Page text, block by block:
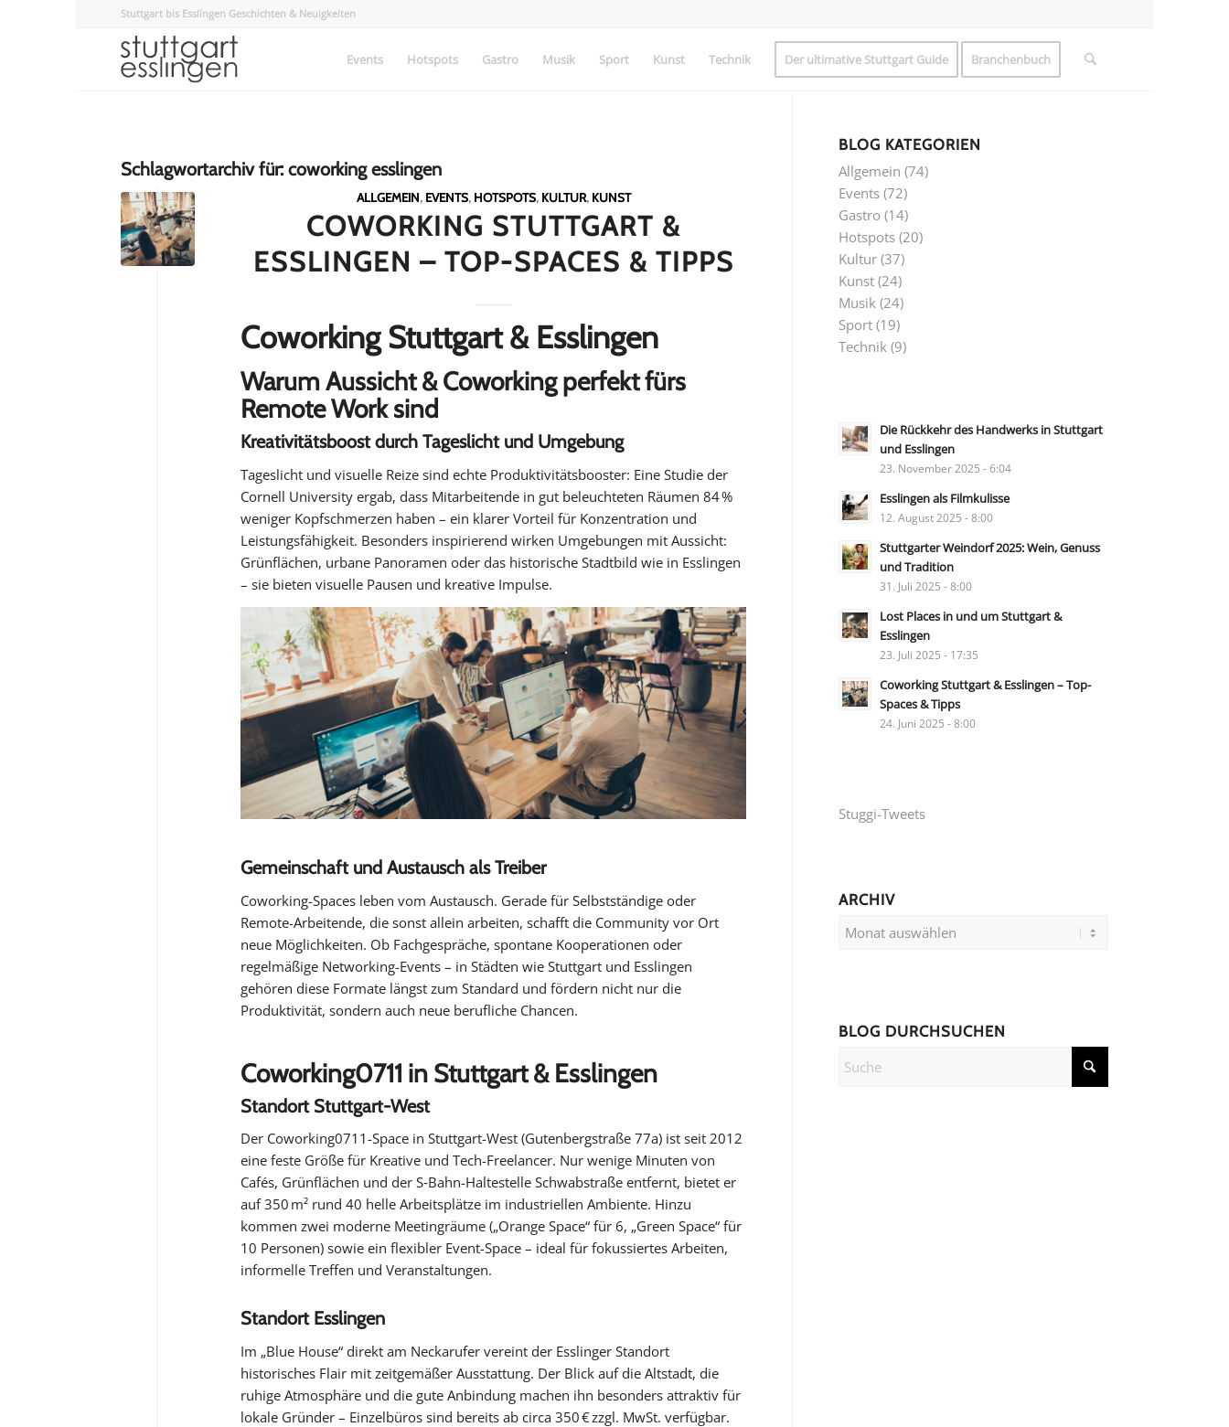
Stuttgart bis Esslingen Geschichten & Neuigkeiten
Events Hotspots Gastro Musik Sport Kunst Technik Der ultimative Stuttgart Guide Branchenbuch
Schlagwortarchiv für: coworking esslingen
ALLGEMEIN, EVENTS, HOTSPOTS, KULTUR, KUNST
COWORKING STUTTGART &
ESSLINGEN – TOP-SPACES & TIPPS
Coworking Stuttgart & Esslingen
Warum Aussicht & Coworking perfekt fürs
Remote Work sind
Kreativitätsboost durch Tageslicht und Umgebung
Tageslicht und visuelle Reize sind echte Produktivitätsbooster: Eine Studie der
Cornell University ergab, dass Mitarbeitende in gut beleuchteten Räumen 84 %
weniger Kopfschmerzen haben – ein klarer Vorteil für Konzentration und
Leistungsfähigkeit. Besonders inspirierend wirken Umgebungen mit Aussicht:
Grünflächen, urbane Panoramen oder das historische Stadtbild wie in Esslingen
– sie bieten visuelle Pausen und kreative Impulse.
Gemeinschaft und Austausch als Treiber
Coworking-Spaces leben vom Austausch. Gerade für Selbstständige oder
Remote-Arbeitende, die sonst allein arbeiten, schafft die Community vor Ort
neue Möglichkeiten. Ob Fachgespräche, spontane Kooperationen oder
regelmäßige Networking-Events – in Städten wie Stuttgart und Esslingen
gehören diese Formate längst zum Standard und fördern nicht nur die
Produktivität, sondern auch neue berufliche Chancen.
Coworking0711 in Stuttgart & Esslingen
Standort Stuttgart-West
Der Coworking0711-Space in Stuttgart-West (Gutenbergstraße 77a) ist seit 2012
eine feste Größe für Kreative und Tech-Freelancer. Nur wenige Minuten von
Cafés, Grünflächen und der S‑Bahn-Haltestelle Schwabstraße entfernt, bietet er
auf 350 m² rund 40 helle Arbeitsplätze im industriellen Ambiente. Hinzu
kommen zwei moderne Meetingräume („Orange Space“ für 6, „Green Space“ für
10 Personen) sowie ein flexibler Event-Space – ideal für fokussiertes Arbeiten,
informelle Treffen und Veranstaltungen.
Standort Esslingen
Im „Blue House“ direkt am Neckarufer vereint der Esslinger Standort
historisches Flair mit zeitgemäßer Ausstattung. Der Blick auf die Altstadt, die
ruhige Atmosphäre und die gute Anbindung machen ihn besonders attraktiv für
lokale Gründer – Einzelbüros sind bereits ab circa 350 € zzgl. MwSt. verfügbar.
BLOG KATEGORIEN
Allgemein (74)
Events (72)
Gastro (14)
Hotspots (20)
Kultur (37)
Kunst (24)
Musik (24)
Sport (19)
Technik (9)
Die Rückkehr des Handwerks in Stuttgart
und Esslingen
23. November 2025 - 6:04
Esslingen als Filmkulisse
12. August 2025 - 8:00
Stuttgarter Weindorf 2025: Wein, Genuss
und Tradition
31. Juli 2025 - 8:00
Lost Places in und um Stuttgart &
Esslingen
23. Juli 2025 - 17:35
Coworking Stuttgart & Esslingen – Top-
Spaces & Tipps
24. Juni 2025 - 8:00
Stuggi-Tweets
ARCHIV
BLOG DURCHSUCHEN